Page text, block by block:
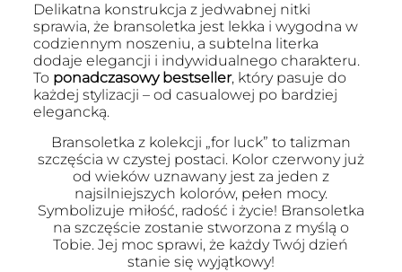
Delikatna konstrukcja z jedwabnej nitki
sprawia, że bransoletka jest lekka i wygodna w
codziennym noszeniu, a subtelna literka
dodaje elegancji i indywidualnego charakteru.
To ponadczasowy bestseller, który pasuje do
każdej stylizacji – od casualowej po bardziej
elegancką.
Bransoletka z kolekcji „for luck” to talizman
szczęścia w czystej postaci. Kolor czerwony już
od wieków uznawany jest za jeden z
najsilniejszych kolorów, pełen mocy.
Symbolizuje miłość, radość i życie! Bransoletka
na szczęście zostanie stworzona z myślą o
Tobie. Jej moc sprawi, że każdy Twój dzień
stanie się wyjątkowy!